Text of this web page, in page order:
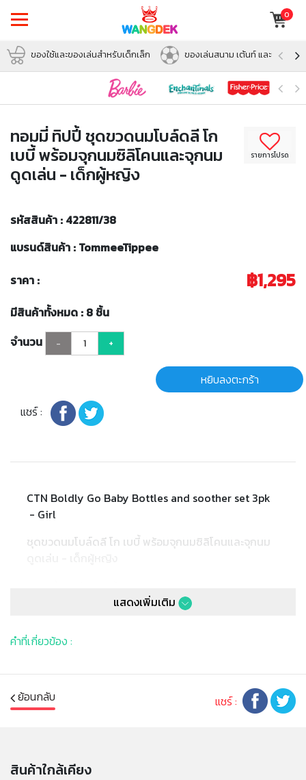
0
ของใช้และของเล่นสำหรับเด็กเล็ก ของเล่นสนาม เต้นท์ และบอล
รายการโปรด
ทอมมี่ ทิปปี้ ชุดขวดนมโบล์ดลี โก
เบบี้ พร้อมจุกนมซิลิโคนและจุกนม
ดูดเล่น - เด็กผู้หญิง
รหัสสินค้า : 422811/38
แบรนด์สินค้า : TommeeTippee
ราคา :
฿1,295
มีสินค้าทั้งหมด : 8 ชิ้น
จำนวน
- +
หยิบลงตะกร้า
แชร์ :
CTN Boldly Go Baby Bottles and soother set 3pk
- Girl
ชุดขวดนมโบล์ดลี โก เบบี้ พร้อมจุกนมซิลิโคนและจุกนม
- ขวดนมขนาด 9 ออนซ์ x 3 ใบ
- จุกนมซิลิโคน Med Flow x 3 ชิ้น
แพ็คสาม
ลดการเกิดอาการโคลิค
ขวดใส น้ำหนักเบา
แสดงเพิ่มเติม
คำที่เกี่ยวข้อง :
ย้อนกลับ แชร์ :
สินค้าใกล้เคียง